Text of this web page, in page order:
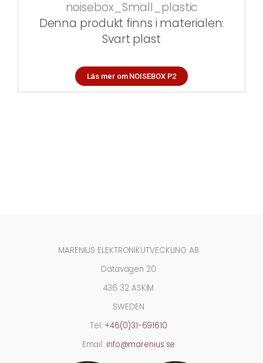
Denna produkt finns i materialen:
Svart plast
Läs mer om NOISEBOX P2
MARENIUS ELEKTRONIKUTVECKLING AB
Datavägen 20
436 32 ASKIM
SWEDEN
Tel: +46(0)31-691610
Email: info@marenius.se